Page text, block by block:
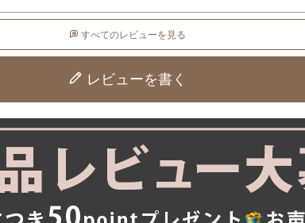
すべてのレビューを見る
レビューを書く